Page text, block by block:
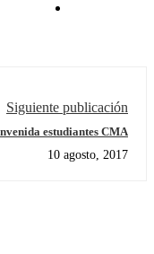
Siguiente publicación
estudiantes CMA
10 agosto, 2017